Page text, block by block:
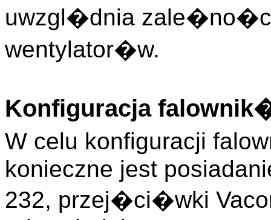
uwzgl�dnia
wentylator�w.
Konfiguracja
W celu konfiguracji
konieczne jest
232, przej�ci�wki